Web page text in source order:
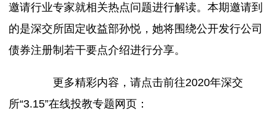
邀请行业专家就相关热点问题进行解读。本期邀请到
的是深交所固定收益部孙悦，她将围绕公开发行公司
债券注册制若干要点介绍进行分享。
更多精彩内容，请点击前往2020年深交
所“3.15”在线投教专题网页：